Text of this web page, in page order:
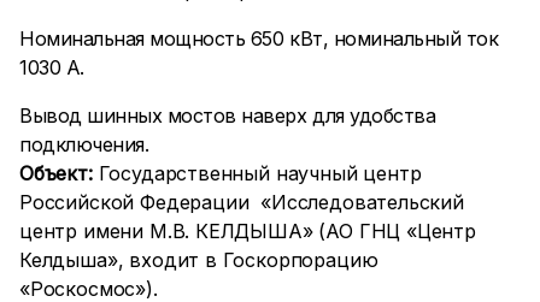
Номинальная мощность 650 кВт, номинальный ток
1030 А.
Вывод шинных мостов наверх для удобства
подключения.
Объект:Государственный научный центр
Российской Федерации «Исследовательский
центр имени М.В. КЕЛДЫША» (АО ГНЦ «Центр
Келдыша», входит в Госкорпорацию
«Роскосмос»).